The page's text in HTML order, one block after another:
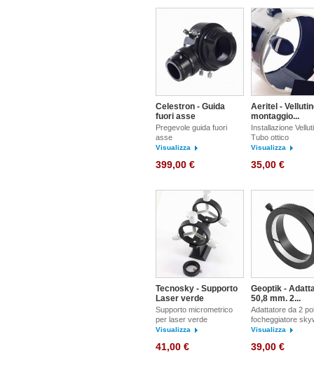
Celestron - Guida
fuori asse
Pregevole guida fuori
asse
Visualizza
399,00 €
Aeritel -
montaggio...
Installazione
Tubo ottico
Visualizza
35,00 €
Tecnosky - Supporto
Laser verde
Supporto micrometrico
per laser verde
Visualizza
41,00 €
Geoptik -
50,8 mm. 2...
Adattatore da 2
focheggiatore
Visualizza
39,00 €